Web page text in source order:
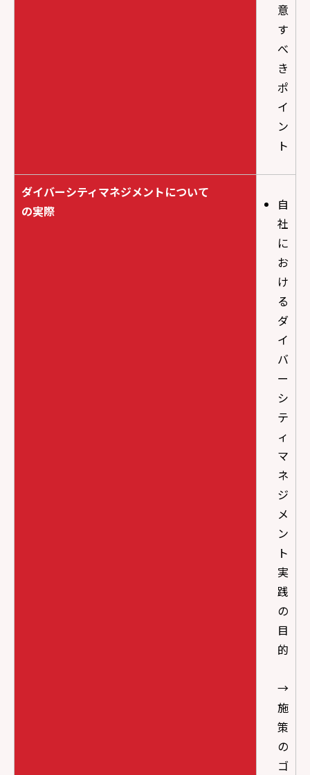
意
す
べ
き
ポ
イ
ン
ト
ダイバーシティマネジメントについて
の実際
自
社
に
お
け
る
ダ
イ
バ
ー
シ
テ
ィ
マ
ネ
ジ
メ
ン
ト
実
践
の
目
的
→
施
策
の
ゴ